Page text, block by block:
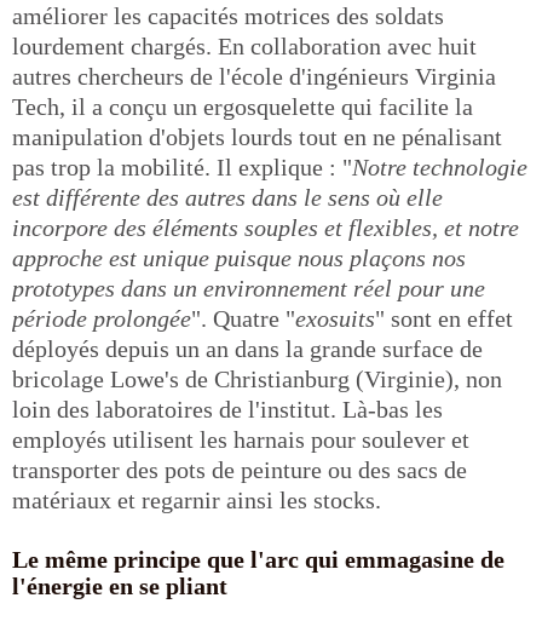
améliorer les capacités motrices des soldats
lourdement chargés. En collaboration avec huit
autres chercheurs de l'école d'ingénieurs Virginia
Tech, il a conçu un ergosquelette qui facilite la
manipulation d'objets lourds tout en ne pénalisant
pas trop la mobilité. Il explique : "Notre technologie
est différente des autres dans le sens où elle
incorpore des éléments souples et flexibles, et notre
approche est unique puisque nous plaçons nos
prototypes dans un environnement réel pour une
période prolongée". Quatre "exosuits" sont en effet
déployés depuis un an dans la grande surface de
bricolage Lowe's de Christianburg (Virginie), non
loin des laboratoires de l'institut. Là-bas les
employés utilisent les harnais pour soulever et
transporter des pots de peinture ou des sacs de
matériaux et regarnir ainsi les stocks.
Le même principe que l'arc qui emmagasine de
l'énergie en se pliant